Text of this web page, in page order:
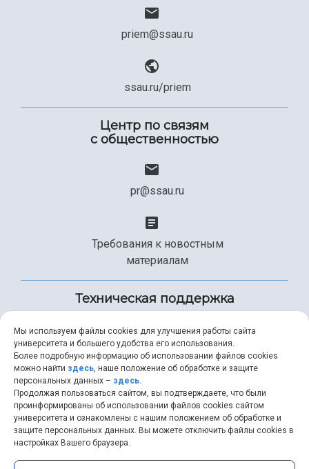
priem@ssau.ru
ssau.ru/priem
Центр по связям
с общественностью
pr@ssau.ru
Требования к новостным
материалам
Техническая поддержка
+7 (846) 267-49-99
help@ssau.ru
Мы используем файлы cookies для улучшения работы сайта
университета и большего удобства его использования.
Более подробную информацию об использовании файлов cookies
можно найти здесь, наше положение об обработке и защите
персональных данных – здесь.
Продолжая пользоваться сайтом, вы подтверждаете, что были
проинформированы об использовании файлов cookies сайтом
университета и ознакомлены с нашим положением об обработке и
защите персональных данных. Вы можете отключить файлы cookies в
настройках Вашего браузера.